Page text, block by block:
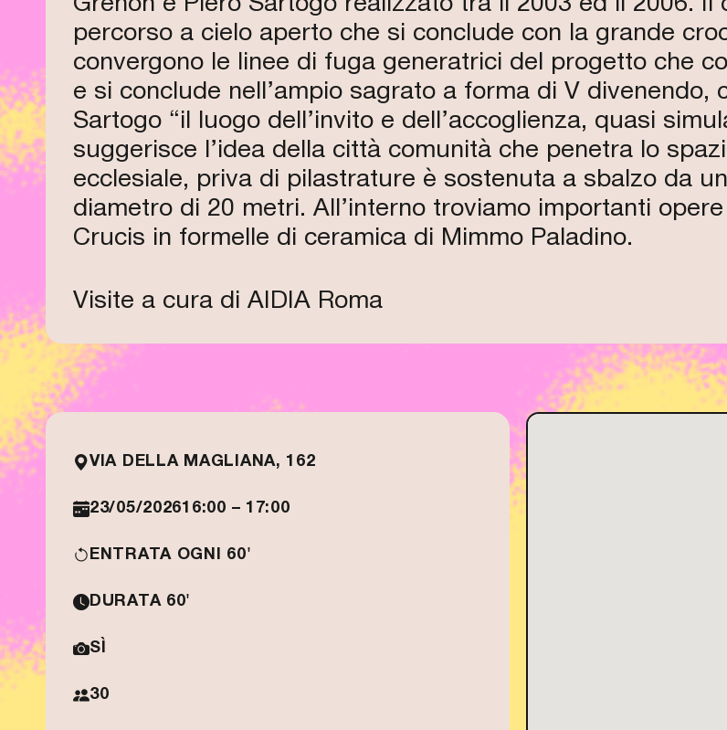
percorso a cielo aperto che si conclude con la grande
convergono le linee di fuga generatrici del progetto che
e si conclude nell’ampio sagrato a forma di V divenendo,
Sartogo “il luogo dell’invito e dell’accoglienza, quasi
suggerisce l’idea della città comunità che penetra lo
ecclesiale, priva di pilastrature è sostenuta a sbalzo da
diametro di 20 metri. All’interno troviamo importanti
Crucis in formelle di ceramica di Mimmo Paladino.
Visite a cura di AIDIA Roma
VIA DELLA MAGLIANA, 162
23/05/202616:00 – 17:00
ENTRATA OGNI 60'
DURATA 60'
SÌ
30